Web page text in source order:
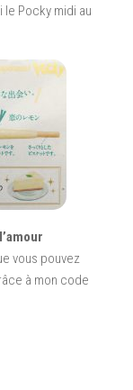
le Pocky midi au
vous pouvez
à mon code